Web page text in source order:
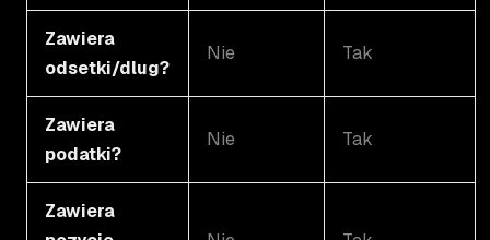
Zawiera
odsetki/dlug?
Nie Tak
Zawiera
podatki?
Nie Tak
Zawiera